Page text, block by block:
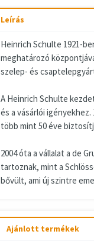
Leírás
Heinrich Schulte 1921-
meghatározó
szelep- és
A Heinrich Schulte
és a vásárlói
több mint 50 éve
2004 óta a vállalat a de
tartoznak, mint a
bővült, ami új szintre
Ajánlott termékek